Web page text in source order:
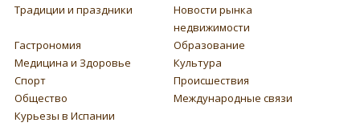
Традиции и праздники
Новости рынка
недвижимости
Гастрономия
Образование
Медицина и Здоровье
Культура
Спорт
Происшествия
Общество
Международные связи
Курьезы в Испании